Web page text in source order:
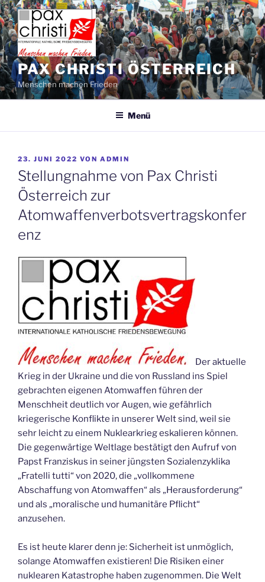
Zum
Inhalt
springen
PAX CHRISTI ÖSTERREICH
Menschen machen Frieden
Menü
VERÖFFENTLICHT
AM
23. JUNI 2022 VON ADMIN
Stellungnahme von Pax Christi
Österreich zur
Atomwaffenverbotsvertragskonfer
enz
Der aktuelle
Krieg in der Ukraine und die von Russland ins Spiel
gebrachten eigenen Atomwaffen führen der
Menschheit deutlich vor Augen, wie gefährlich
kriegerische Konflikte in unserer Welt sind, weil sie
sehr leicht zu einem Nuklearkrieg eskalieren können.
Die gegenwärtige Weltlage bestätigt den Aufruf von
Papst Franziskus in seiner jüngsten Sozialenzyklika
„Fratelli tutti“ von 2020, die „vollkommene
Abschaffung von Atomwaffen“ als „Herausforderung“
und als „moralische und humanitäre Pflicht“
anzusehen.
Es ist heute klarer denn je: Sicherheit ist unmöglich,
solange Atomwaffen existieren! Die Risiken einer
nuklearen Katastrophe haben zugenommen. Die Welt